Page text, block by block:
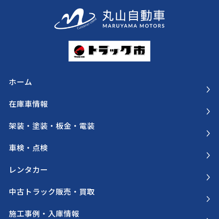
ホーム
在庫車情報
架装・塗装・板金・電装
車検・点検
レンタカー
中古トラック販売・買取
施工事例・入庫情報